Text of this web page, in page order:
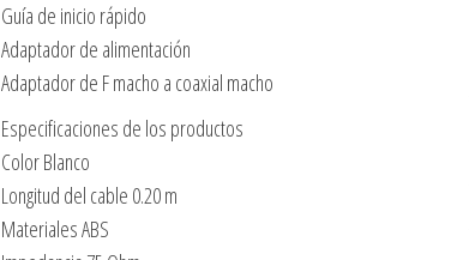
Guía de inicio rápido
Adaptador de alimentación
Adaptador de F macho a coaxial macho
Especificaciones de los productos
Color Blanco
Longitud del cable 0.20 m
Materiales ABS